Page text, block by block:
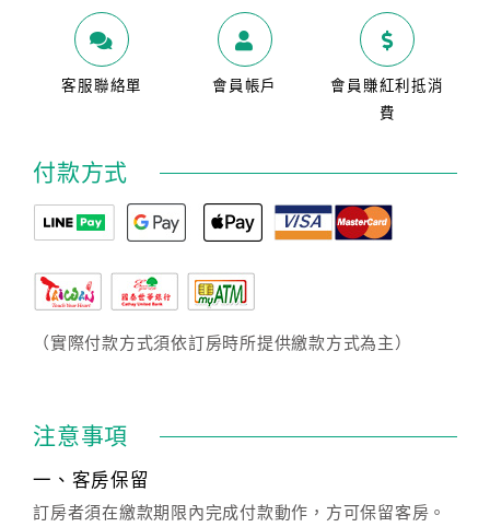
客服聯絡單 會員帳戶
會員賺紅利抵消
費
付款方式
（實際付款方式須依訂房時所提供繳款方式為主）
注意事項
一、客房保留
訂房者須在繳款期限內完成付款動作，方可保留客房。